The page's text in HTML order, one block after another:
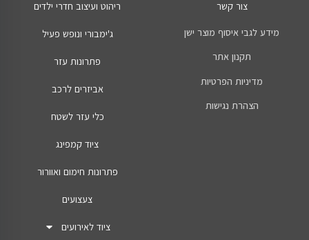
צור קשר
מידע לגבי איסוף מוצר ישן
תקנון אתר
מדיניות הפרטיות
הצהרת נגישות
ריהוט ועיצוב חדרי ילדים
ג'ימבורי ונופש פעיל
פתרונות עזר
אביזרים לרכב
כלי עזר לשטח
ציוד קמפינג
פתרונות חימום ואוורור
צעצועים
ציוד לאירועים